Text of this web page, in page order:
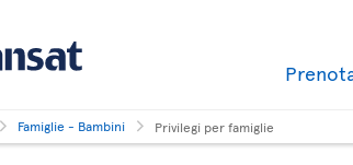
Famiglie - Bambini Privilegi per famiglie